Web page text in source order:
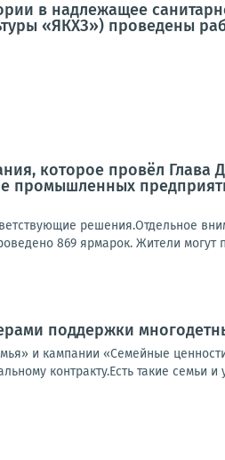
в надлежащее
«ЯКХЗ») проведены
которое провёл
промышленных
решения.Отдельное
869 ярмарок. Жители
поддержки
и кампании «Семейные
контракту.Есть такие семьи